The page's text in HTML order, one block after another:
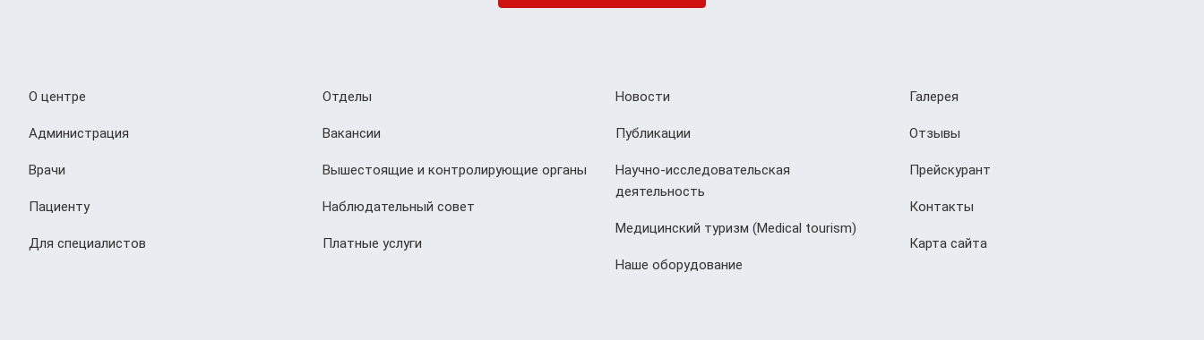
О центре
Администрация
Врачи
Пациенту
Для специалистов
Отделы
Вакансии
Вышестоящие и контролирующие органы
Наблюдательный совет
Платные услуги
Новости
Публикации
Научно-исследовательская
деятельность
Медицинский туризм (Мedical tourism)
Наше оборудование
Галерея
Отзывы
Прейскурант
Контакты
Карта сайта